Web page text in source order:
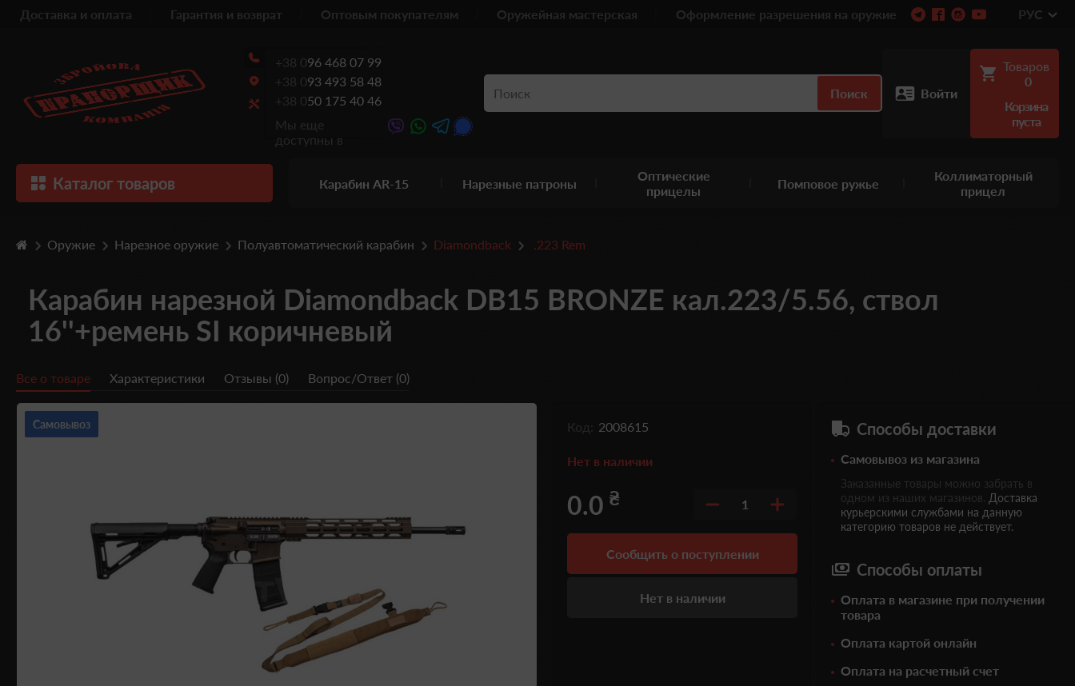
Доставка и оплата Гарантия и возврат Оптовым покупателям Оружейная мастерская Оформление разрешения на оружие РУС
+38 096 468 07 99
+38 093 493 58 48
+38 050 175 40 46
Мы еще
доступны в
Поиск Войти
Товаров
0
Корзина
пуста
Каталог товаров Карабин AR-15 Нарезные патроны
Оптические
прицелы
Помповое ружье
Коллиматорный
прицел
Оружие Нарезное оружие Полуавтоматический карабин Diamondback .223 Rem
Карабин нарезной Diamondback DB15 BRONZE кал.223/5.56, ствол
16''+ремень SI коричневый
Все о товаре Характеристики Отзывы (0) Вопрос/Ответ (0)
Самовывоз Код: 2008615
Нет в наличии
0.0 ₴ 1
Сообщить о поступлении
Нет в наличии
Способы доставки
Самовывоз из магазина
Заказанные товары можно забрать в
одном из наших магазинов. Доставка
курьерскими службами на данную
категорию товаров не действует.
Способы оплаты
Оплата в магазине при получении
товара
Оплата картой онлайн
Оплата на расчетный счет